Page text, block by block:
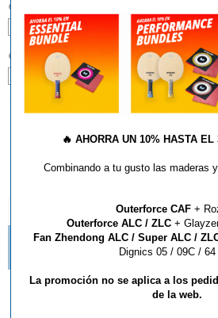
COLOR:
Negro Rojo
GROSOR:
AÑADIR AL
DESCRIPCIÓN Y
TE GUSTAN LOS PICOS?
BUTTERFLY
GOMA
🔥 AHORRA UN 10% HASTA EL
Combinando a tu gusto las maderas
Outerforce CAF +
Outerforce ALC / ZLC+
Fan Zhendong ALC / Super ALC /
Dignics 05 / 09C /
La promoción no se aplica a los
de la web.